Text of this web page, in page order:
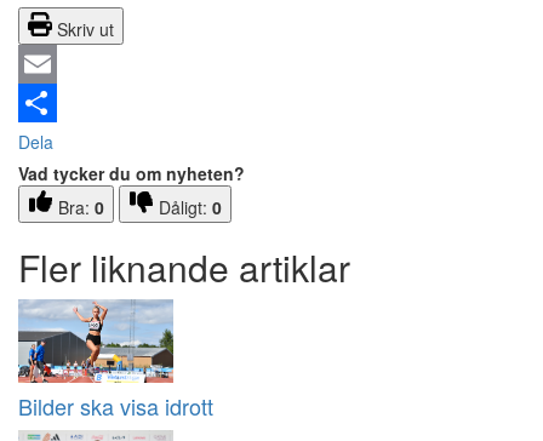
Skriv ut
Email
Dela
Vad tycker du om nyheten?
Bra: 0 Dåligt: 0
Fler liknande artiklar
Bilder ska visa idrott